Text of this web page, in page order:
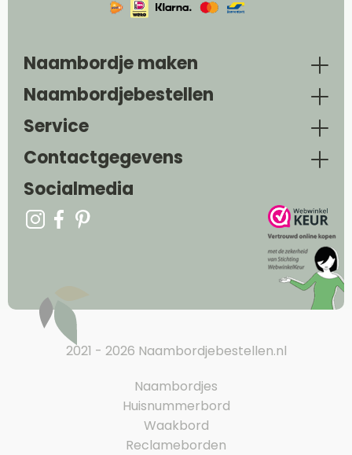
Naambordje maken
Naambordjebestellen
Service
Contactgegevens
Socialmedia
2021 - 2026 Naambordjebestellen.nl
Naambordjes
Huisnummerbord
Waakbord
Reclameborden